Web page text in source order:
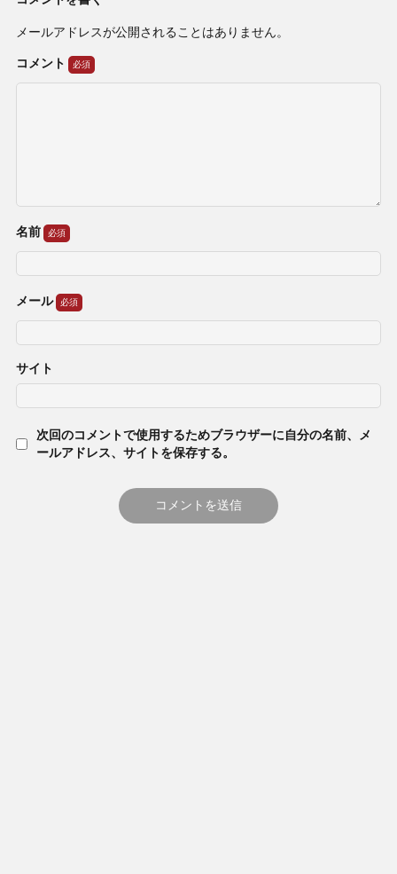
メールアドレスが公開されることはありません。
コメント
名前
メール
サイト
次回のコメントで使用するためブラウザーに自分の名前、メ
ールアドレス、サイトを保存する。